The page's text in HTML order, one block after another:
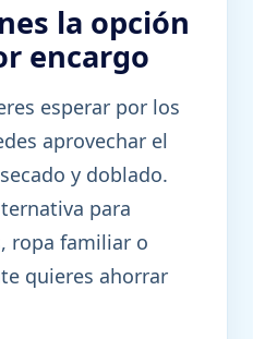
la opción
encargo
esperar por los
aprovechar el
y doblado.
para
ropa familiar o
quieres ahorrar